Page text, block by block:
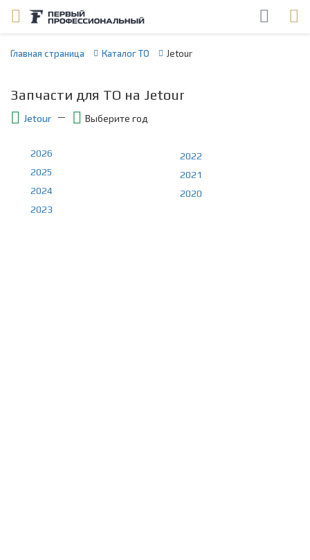
Главная страница Каталог ТО Jetour
Запчасти для ТО на Jetour
Jetour Выберите год
2026
2025
2024
2023
2022
2021
2020